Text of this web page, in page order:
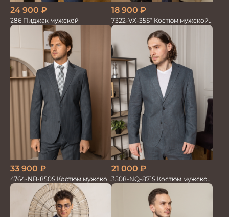
24 900 ₽
286 Пиджак мужской
18 900 ₽
7322-VX-35S* Костюм мужской
двойка
33 900 ₽
4764-NB-850S Костюм мужской
двойка в полоску
21 000 ₽
3508-NQ-871S Костюм мужской
двойка со льном в елочку